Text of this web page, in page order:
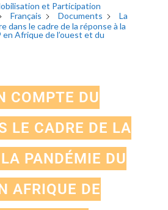
et Participation
Français Documents
La
dans le cadre de la réponse à la
Afrique de l’ouest et du
COMPTE DU
LE CADRE DE LA
PANDÉMIE DU
AFRIQUE DE